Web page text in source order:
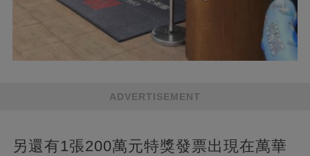
ADVERTISEMENT
另還有1張200萬元特獎發票出現在萬華